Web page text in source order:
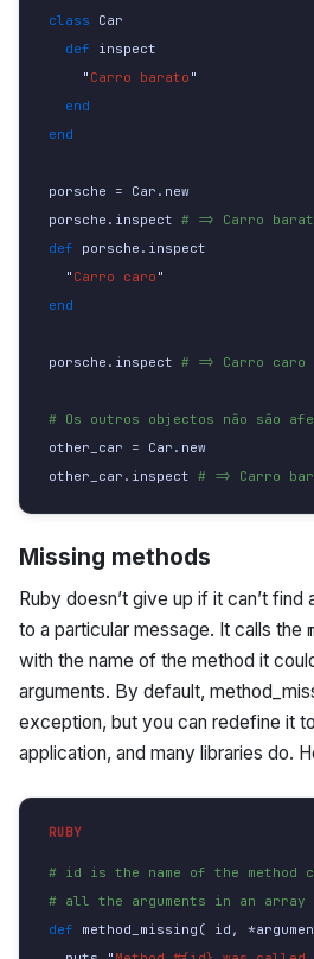
class Car
def inspect
" Carro barato "
end
end
porsche = Car . new
porsche . inspect # => Carro
def porsche.inspect
" Carro caro "
end
porsche . inspect # => Carro caro
# Os outros objectos não são
other_car
= Car . new
other_car . inspect # => Carro
Missing methods
Ruby doesn’t give up if it can’t
to a particular message. It calls the
with the name of the method it
arguments. By default,
exception, but you can redefine it
application, and many libraries do.
# id is the name of the
# all the arguments in an array
def method_missing ( id , *